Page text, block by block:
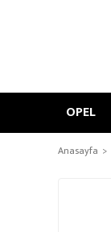
OPEL
Anasayfa